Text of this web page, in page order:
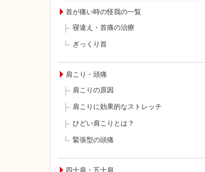
首が痛い時の怪我の一覧
寝違え・首痛の治療
ぎっくり首
肩こり・頭痛
肩こりの原因
肩こりに効果的なストレッチ
ひどい肩こりとは？
緊張型の頭痛
四十肩・五十肩